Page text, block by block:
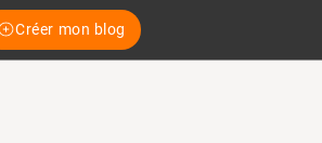
Créer mon blog